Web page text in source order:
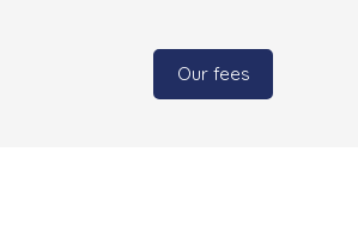
Our fees